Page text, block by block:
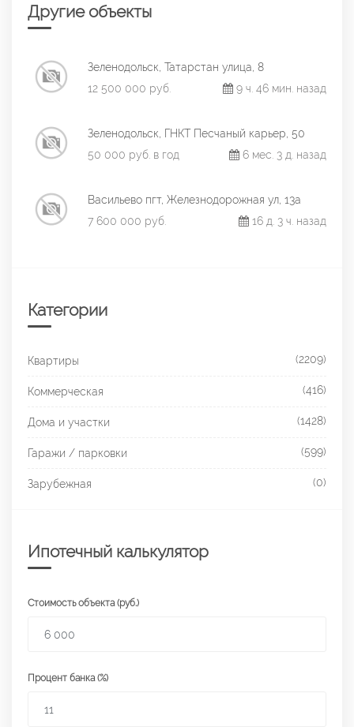
Другие объекты
Зеленодольск, Татарстан улица, 8
12 500 000 руб.
9 ч. 46 мин. назад
Зеленодольск, ГНКТ Песчаный карьер, 50
50 000 руб. в год
6 мес. 3 д. назад
Васильево пгт, Железнодорожная ул, 13а
7 600 000 руб.
16 д. 3 ч. назад
Категории
Квартиры (2209)
Коммерческая (416)
Дома и участки (1428)
Гаражи / парковки (599)
Зарубежная (0)
Ипотечный калькулятор
Стоимость объекта (руб.)
Процент банка (%)